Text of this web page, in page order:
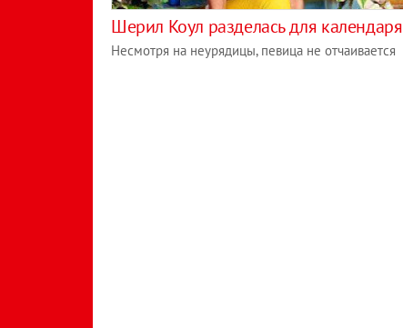
Шерил Коул разделась для календаря
Несмотря на неурядицы, певица не отчаивается